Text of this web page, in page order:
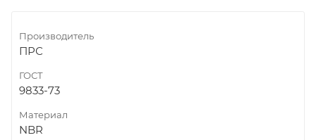
Производитель
ПРС
ГОСТ
9833-73
Материал
NBR